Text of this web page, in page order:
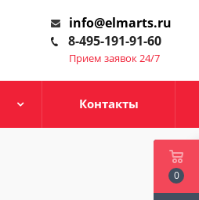
info@elmarts.ru
8-495-191-91-60
Прием заявок 24/7
Контакты
0